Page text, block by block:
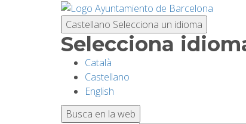
Castellano Selecciona un idioma
Selecciona
Català
Castellano
English
Busca en la web